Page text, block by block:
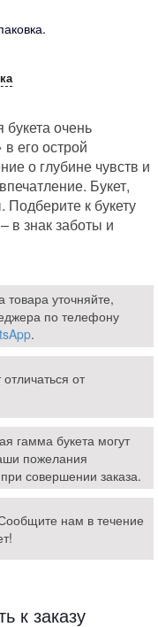
очень
его острой
о глубине чувств и
Букет,
к букету
в знак заботы и
товара уточняйте,
по телефону
.
от
гамма букета могут
пожелания
совершении заказа.
нам в течение
к заказу